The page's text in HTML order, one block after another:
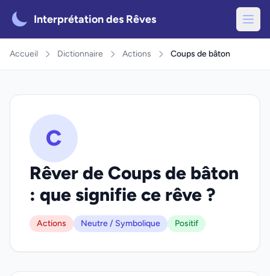
Interprétation des Rêves
Accueil Dictionnaire Actions Coups de bâton
C
Rêver de Coups de bâton
: que signifie ce rêve ?
Actions Neutre / Symbolique Positif